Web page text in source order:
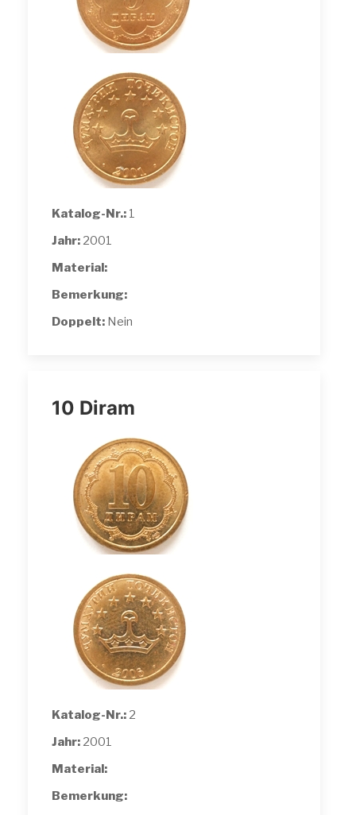
Katalog-Nr.: 1
Jahr: 2001
Material:
Bemerkung:
Doppelt: Nein
10 Diram
Katalog-Nr.: 2
Jahr: 2001
Material:
Bemerkung: